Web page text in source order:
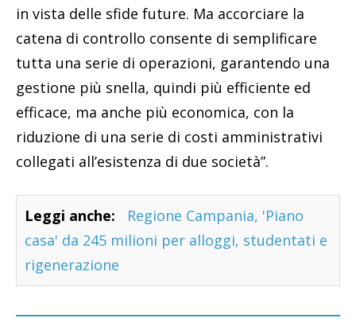
in vista delle sfide future. Ma accorciare la
catena di controllo consente di semplificare
tutta una serie di operazioni, garantendo una
gestione più snella, quindi più efficiente ed
efficace, ma anche più economica, con la
riduzione di una serie di costi amministrativi
collegati all’esistenza di due società”.
Leggi anche:
Regione Campania, 'Piano
casa' da 245 milioni per alloggi, studentati e
rigenerazione